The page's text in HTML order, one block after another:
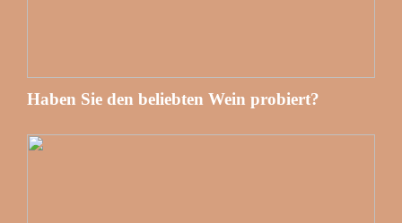
Haben Sie den beliebten Wein probiert?